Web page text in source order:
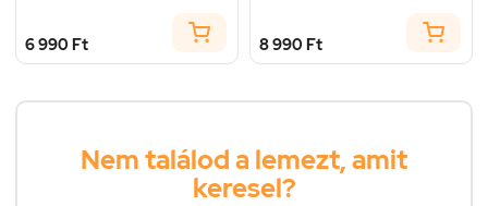
6 990 Ft 8 990 Ft
Nem találod a lemezt, amit
keresel?